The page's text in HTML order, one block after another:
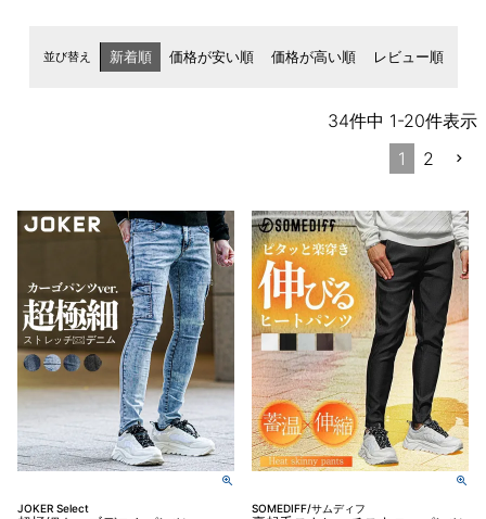
並び替え 新着順 価格が安い順 価格が高い順 レビュー順
34件中 1-20件表示
1
2
JOKER Select SOMEDIFF/サムディフ